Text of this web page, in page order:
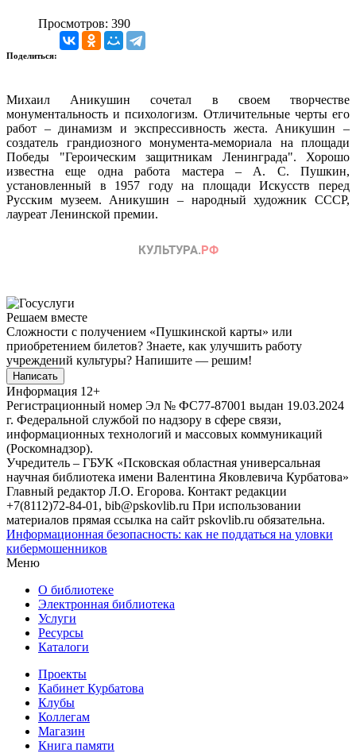
Просмотров: 390
Поделиться:
Михаил Аникушин сочетал в своем творчестве
монументальность и психологизм. Отличительные черты его
работ – динамизм и экспрессивность жеста. Аникушин –
создатель грандиозного монумента-мемориала на площади
Победы "Героическим защитникам Ленинграда". Хорошо
известна еще одна работа мастера – А. С. Пушкин,
установленный в 1957 году на площади Искусств перед
Русским музеем. Аникушин – народный художник СССР,
лауреат Ленинской премии.
Решаем вместе
Сложности с получением «Пушкинской карты» или
приобретением билетов? Знаете, как улучшить работу
учреждений культуры? Напишите — решим!
Написать
Информация 12+
Регистрационный номер Эл № ФС77-87001 выдан 19.03.2024
г. Федеральной службой по надзору в сфере связи,
информационных технологий и массовых коммуникаций
(Роскомнадзор).
Учредитель – ГБУК «Псковская областная универсальная
научная библиотека имени Валентина Яковлевича Курбатова»
Главный редактор Л.О. Егорова. Контакт редакции
+7(8112)72-84-01, bib@pskovlib.ru При использовании
материалов прямая ссылка на сайт pskovlib.ru обязательна.
Информационная безопасность: как не поддаться на уловки
кибермошенников
Меню
О библиотеке
Электронная библиотека
Услуги
Ресурсы
Каталоги
Проекты
Кабинет Курбатова
Клубы
Коллегам
Магазин
Книга памяти